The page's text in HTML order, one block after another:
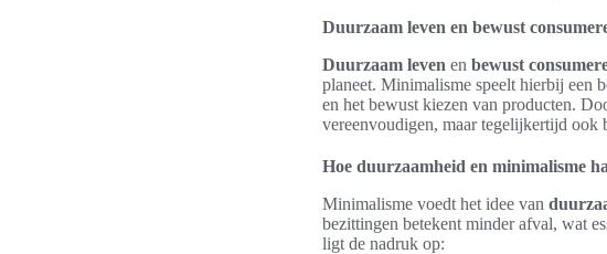
Duurzaam leven en bewust
Duurzaam leven en bewust
planeet. Minimalisme speelt hierbij een
en het bewust kiezen van producten.
vereenvoudigen, maar tegelijkertijd ook
Hoe duurzaamheid en minimalisme
Minimalisme voedt het idee van
bezittingen betekent minder afval, wat
ligt de nadruk op: